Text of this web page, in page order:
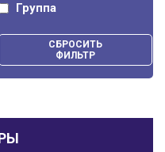
Группа
СБРОСИТЬ
ФИЛЬТР